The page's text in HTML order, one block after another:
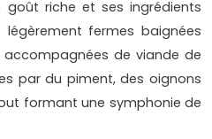
goût riche et ses ingrédients
fermes baignées
accompagnées de viande de
par du piment, des oignons
formant une symphonie de